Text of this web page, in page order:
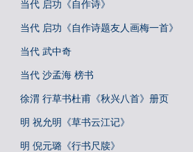
当代 启功《自作诗》
当代 启功《自作诗题友人画梅一首》
当代 武中奇
当代 沙孟海 榜书
徐渭 行草书杜甫《秋兴八首》册页
明 祝允明《草书云江记》
明 倪元璐《行书尺牍》